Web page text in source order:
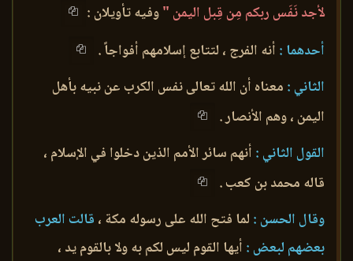
لأجد نَفَس ربكم مِن قِبل اليمن "وفيه تأويلان :
أحدهما : أنه الفرج ، لتتابع إسلامهم أفواجاً .
الثاني : معناه أن الله تعالى نفس الكرب عن نبيه بأهل
اليمن ، وهم الأنصار .
القول الثاني : أنهم سائر الأمم الذين دخلوا في الإسلام ،
قاله محمد بن كعب .
وقال الحسن : لما فتح الله على رسوله مكة ، قالت العرب
بعضهم لبعض : أيها القوم ليس لكم به ولا بالقوم يد ،